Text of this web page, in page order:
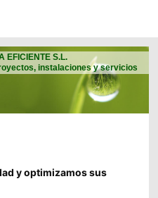
EFICIENTE S.L.
instalaciones y servicios
y optimizamos sus